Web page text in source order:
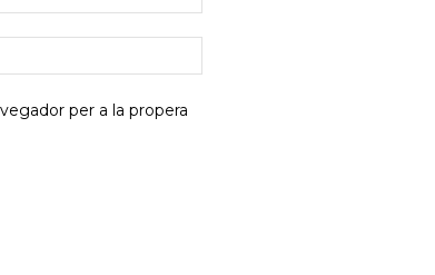
per a la propera